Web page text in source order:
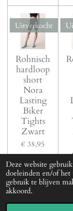
Deze website
doeleinden en/of
gebruik te blijven
akkoord.
Uitverkocht
Rohnisch
hardloop
short
Nora
Lasting
Biker
Tights
Zwart
€ 38,95
Uitverkocht